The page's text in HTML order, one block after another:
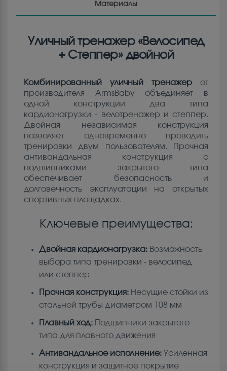
Материалы
Уличный тренажер «Велосипед
+ Степпер» двойной
Комбинированный уличный тренажер от
производителя ArmsBaby объединяет в
одной конструкции два типа
кардионагрузки - велотренажер и степпер.
Двойная независимая конструкция
позволяет одновременно проводить
тренировки двум пользователям. Прочная
антивандальная конструкция с
подшипниками закрытого типа
обеспечивает безопасность и
долговечность эксплуатации на открытых
спортивных площадках.
Ключевые преимущества:
Двойная кардионагрузка: Возможность
выбора типа тренировки - велосипед
или степпер
Прочная конструкция: Несущие стойки из
стальной трубы диаметром 108 мм
Плавный ход: Подшипники закрытого
типа для плавного движения
Антивандальное исполнение: Усиленная
конструкция и защитное покрытие